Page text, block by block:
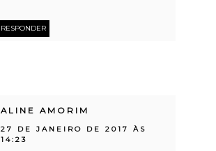
RESPONDER
ALINE AMORIM
27 DE JANEIRO DE 2017 ÀS
14:23